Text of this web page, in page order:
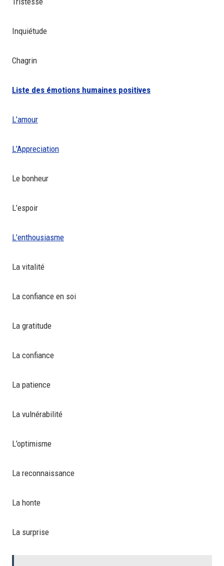
Inquiétude
Chagrin
Liste des émotions humaines positives
L’amour
L’Appreciation
Le bonheur
L’espoir
L’enthousiasme
La vitalité
La confiance en soi
La gratitude
La confiance
La patience
La vulnérabilité
L’optimisme
La reconnaissance
La honte
La surprise